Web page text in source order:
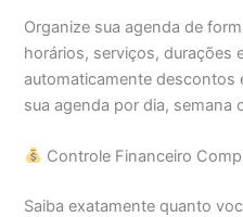
Organize sua agenda de
horários, serviços, durações
automaticamente descontos
sua agenda por dia, semana
Controle Financeiro
Saiba exatamente quanto